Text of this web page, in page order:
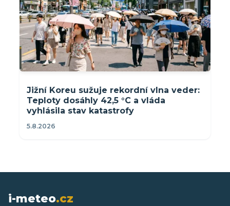
Jižní Koreu sužuje rekordní vlna veder:
Teploty dosáhly 42,5 °C a vláda
vyhlásila stav katastrofy
5.8.2026
i-meteo.cz